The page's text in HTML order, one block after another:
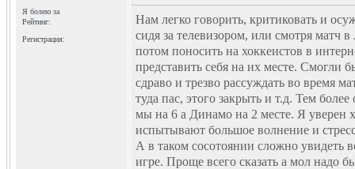
Я болею за
Рейтинг:
Регистрация:
Нам легко говорить, критиковать и
сидя за телевизором, или смотря матч в
потом поносить на хоккеистов в
представить себя на их месте. Смогли
сдраво и трезво рассуждать во время
туда пас, этого закрыть и т.д. Тем более
мы на 6 а Динамо на 2 месте. Я уверен
испытывают большое волнение и
А в таком сосотоянии сложно увидеть
игре. Проще всего сказать а мол надо